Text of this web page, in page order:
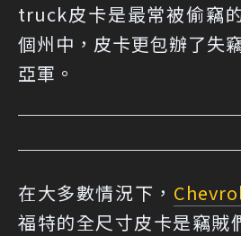
truck皮卡是最常被偷竊
個州中，皮卡更包辦了失
亞軍。
在大多數情況下，
福特的全尺寸皮卡是竊賊